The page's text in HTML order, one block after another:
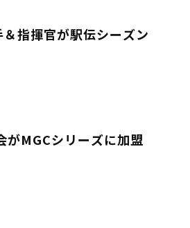
指揮官が駅伝シーズン
がMGCシリーズに加盟